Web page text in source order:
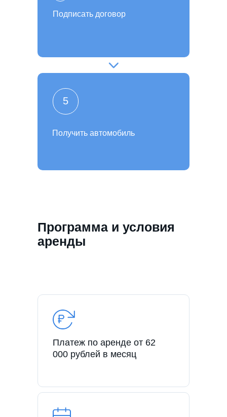
Получить автомобиль
5
Подписать договор
Программа и условия
аренды
Платеж по аренде от 62
000 рублей в месяц